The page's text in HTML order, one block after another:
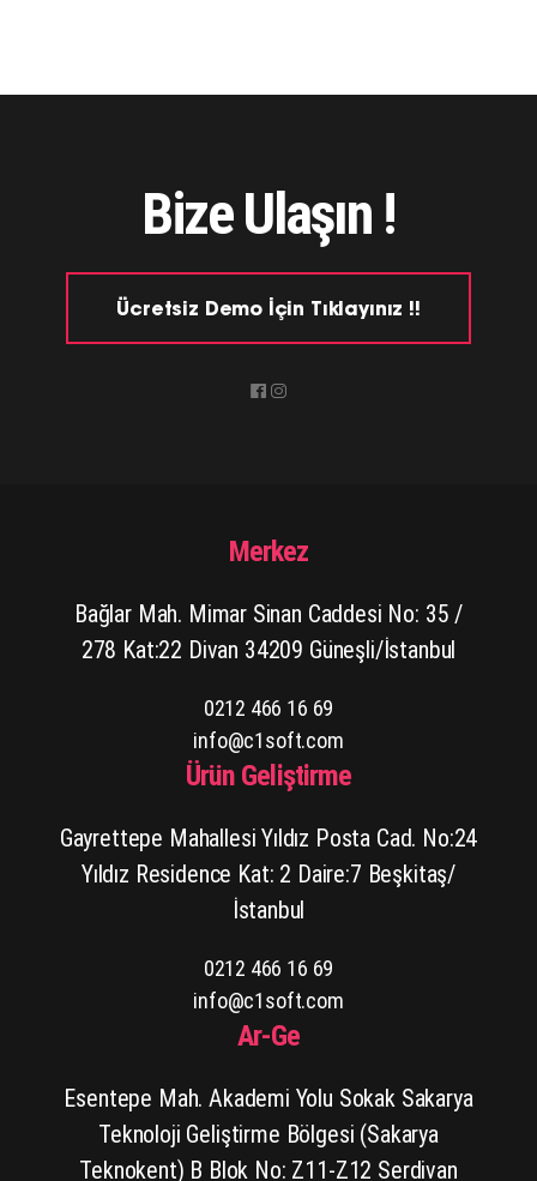
Bize Ulaşın !
Ücretsiz Demo İçin Tıklayınız !!
Merkez
Bağlar Mah. Mimar Sinan Caddesi No: 35 /
278 Kat:22 Divan 34209 Güneşli/İstanbul
0212 466 16 69
info@c1soft.com
Ürün Geliştirme
Gayrettepe Mahallesi Yıldız Posta Cad. No:24
Yıldız Residence Kat: 2 Daire:7 Beşkitaş/
İstanbul
0212 466 16 69
info@c1soft.com
Ar-Ge
Esentepe Mah. Akademi Yolu Sokak Sakarya
Teknoloji Geliştirme Bölgesi (Sakarya
Teknokent) B Blok No: Z11-Z12 Serdivan